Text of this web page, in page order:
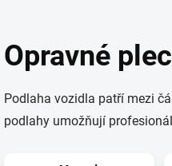
Opravné
Podlaha vozidla patří mezi
podlahy umožňují